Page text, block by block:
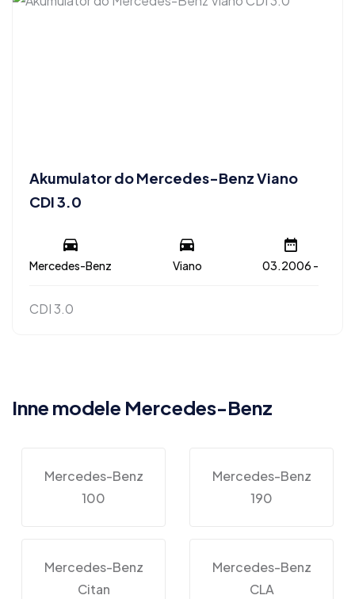
Akumulator do Mercedes-Benz Viano
CDI 3.0
Mercedes-Benz Viano 03.2006 -
CDI 3.0
Inne modele Mercedes-Benz
Mercedes-Benz
100
Mercedes-Benz
190
Mercedes-Benz
Citan
Mercedes-Benz
CLA